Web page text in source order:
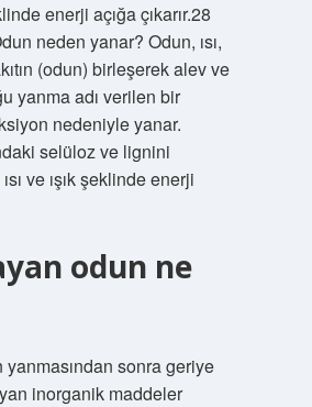
enerji açığa çıkarır.28
neden yanar? Odun, ısı,
(odun) birleşerek alev ve
yanma adı verilen bir
nedeniyle yanar.
selüloz ve lignini
ve ışık şeklinde enerji
odun ne
sonra geriye
inorganik maddeler